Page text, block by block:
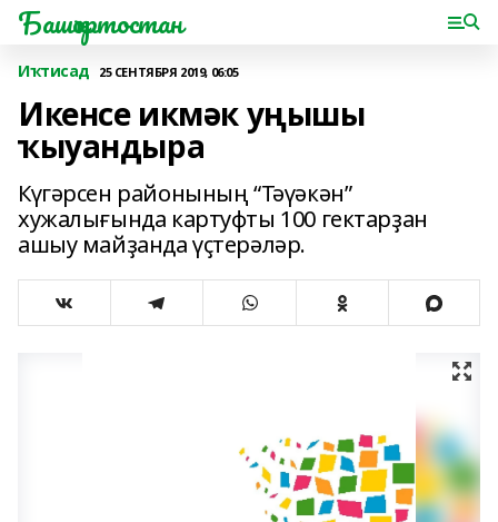
Башҡортостан
Иҡтисад 25 СЕНТЯБРЯ 2019, 06:05
Икенсе икмәк уңышы
ҡыуандыра
Күгәрсен районының “Тәүәкән”
хужалығында картуфты 100 гектарҙан
ашыу майҙанда үҫтерәләр.